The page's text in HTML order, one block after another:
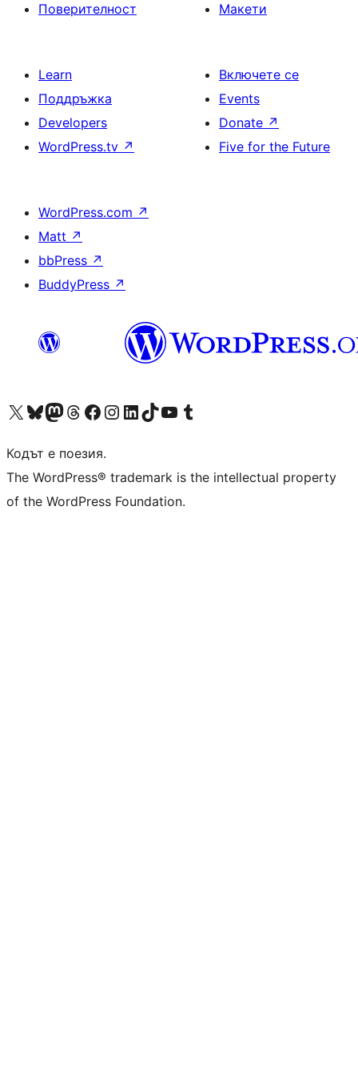
Поверителност
Макети
Learn
Поддръжка
Developers
WordPress.tv ↗
Включете се
Events
Donate ↗
Five for the Future
WordPress.com ↗
Matt ↗
bbPress ↗
BuddyPress ↗
Visit our X (formerly Twitter) account
Visit our Bluesky account
Visit our Mastodon account
Visit our Threads account
Посетете нашата страница във Facebook
Посетете нашия профил в Instagram
Посетете нашия профил в LinkedIn
Visit our TikTok account
Visit our YouTube channel
Visit our Tumblr account
Кодът е поезия.
The WordPress® trademark is the intellectual property
of the WordPress Foundation.